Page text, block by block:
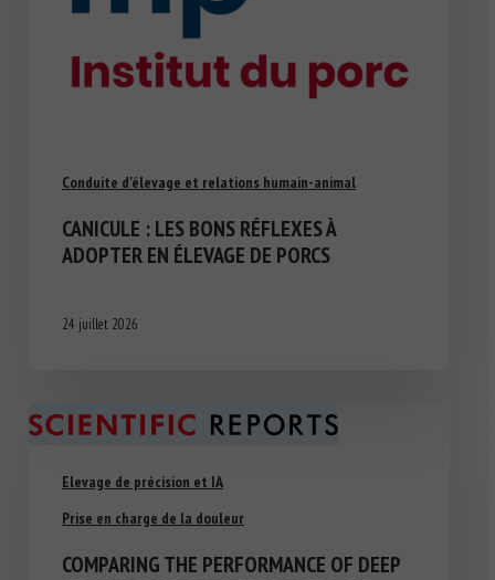
Conduite d'élevage et relations humain-animal
CANICULE : LES BONS RÉFLEXES À
ADOPTER EN ÉLEVAGE DE PORCS
24 juillet 2026
Elevage de précision et IA
Prise en charge de la douleur
COMPARING THE PERFORMANCE OF DEEP